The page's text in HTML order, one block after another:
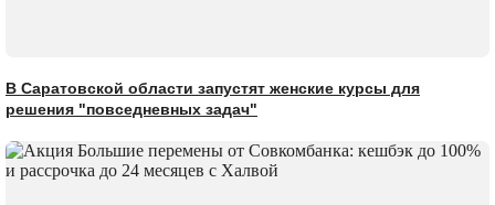
В Саратовской области запустят женские курсы для
решения "повседневных задач"